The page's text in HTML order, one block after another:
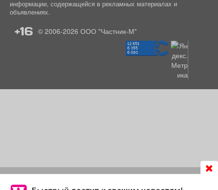
информации, содержащейся в рекламных материалах и
объявлениях.
+16 © 2006-2026 ООО "Частник-М"